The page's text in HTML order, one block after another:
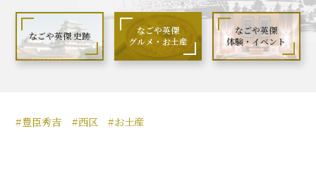
なごや英傑 体験・イベント
秀長関連 史跡 一覧
なごや英傑 史跡
なごや英傑
グルメ・お土産
なごや英傑
体験・イベント
#豊臣秀吉 #西区 #お土産